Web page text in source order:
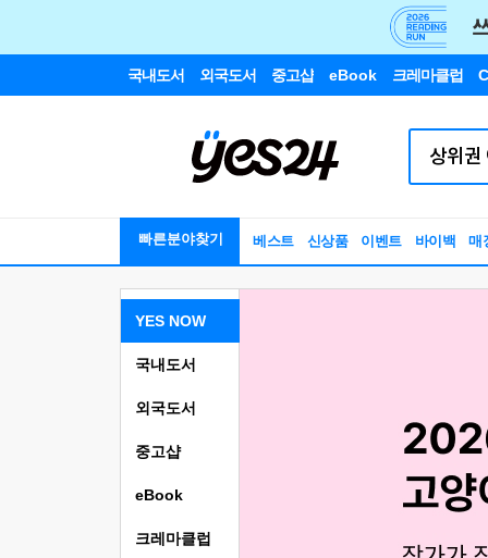
국내도서 외국도서 중고샵 eBook 크레마클럽
빠른분야찾기 베스트 신상품 이벤트 바이백 매
YES NOW
국내도서
외국도서
중고샵
eBook
크레마클럽